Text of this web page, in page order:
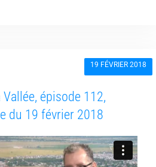
19 FÉVRIER 2018
Vallée, épisode 112,
du 19 février 2018